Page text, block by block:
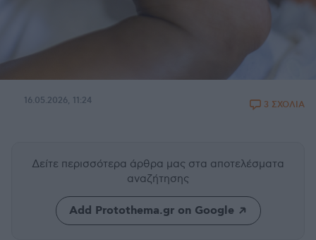
16.05.2026, 11:24 3 ΣΧΟΛΙΑ
Δείτε περισσότερα άρθρα μας στα αποτελέσματα
αναζήτησης
Add Protothema.gr on Google